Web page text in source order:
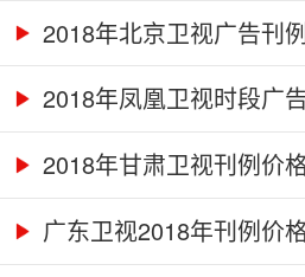
2018年北京卫视广告刊
2018年凤凰卫视时段广
2018年甘肃卫视刊例价
广东卫视2018年刊例价